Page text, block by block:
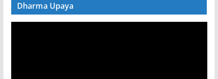
Dharma Upaya